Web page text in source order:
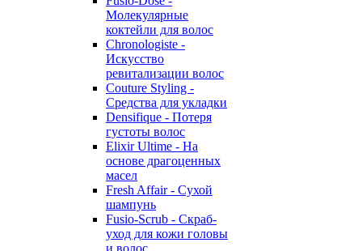
Молекулярные
коктейли для волос
Chronologiste -
Искусство
ревитализации волос
Couture Styling -
Средства для укладки
Densifique - Потеря
густоты волос
Elixir Ultime - На
основе драгоценных
масел
Fresh Affair - Сухой
шампунь
Fusio-Scrub - Скраб-
уход для кожи головы
и волос